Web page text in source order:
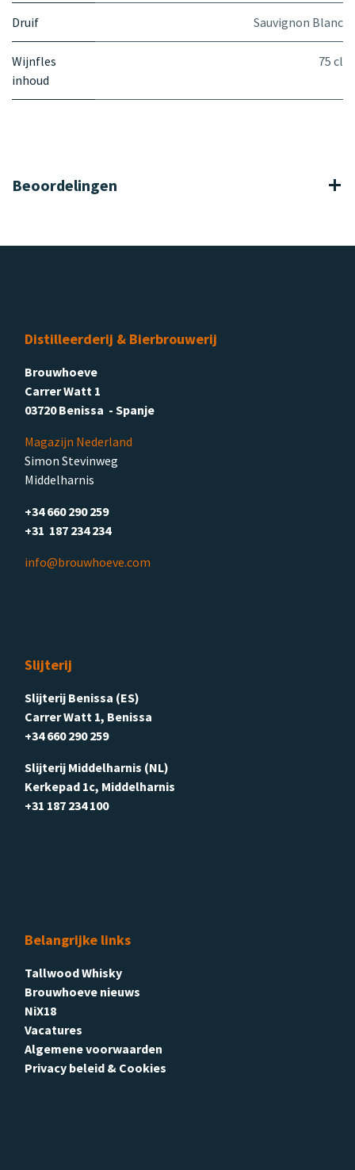
Druif Sauvignon Blanc
Wijnfles
inhoud
75 cl
Beoordelingen
Distilleerderij & Bierbrouwerij
Brouwhoeve
Carrer Watt 1
03720 Benissa - Spanje
Magazijn Nederland
Simon Stevinweg
Middelharnis
+34 660 290 259
+31 187 234 234
info@brouwhoeve.com
Slijterij
Slijterij Benissa (ES)
Carrer Watt 1, Benissa
+34 660 290 259
Slijterij Middelharnis (NL)
Kerkepad 1c, Middelharnis
+31 187 234 100
Belangrijke links
Tallwood Whisky
Brouwhoeve nieuws
NiX18
Vacatures
Algemene voorwaarden
Privacy beleid & Cookies